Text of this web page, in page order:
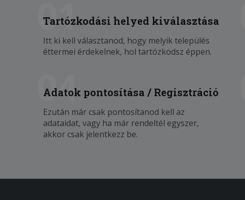
01
Tartózkodási helyed kiválasztása
Itt ki kell választanod, hogy melyik település
éttermei érdekelnek, hol tartózkodsz éppen.
04
Adatok pontosítása / Regisztráció
Ezután már csak pontosítanod kell az
adataidat, vagy ha már rendeltél egyszer,
akkor csak jelentkezz be.